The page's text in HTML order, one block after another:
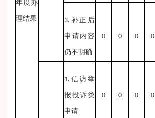
年度办
理结果 3.补正后
申请内容
仍不明确
0 0 0 0
1.信访举
报投诉类
申请
0 0 0 0